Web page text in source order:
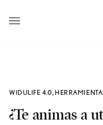
WIDULIFE 4.0,
¿Te animas a